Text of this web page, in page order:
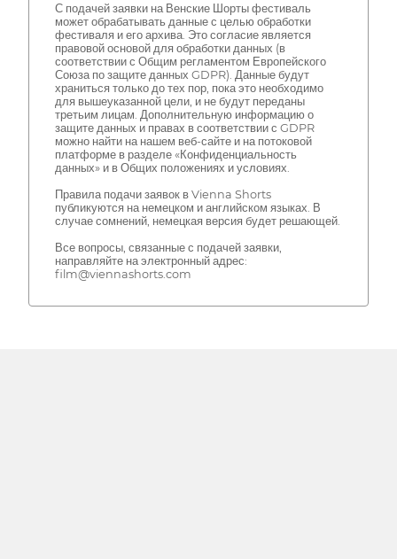
С подачей заявки на Венские Шорты фестиваль
может обрабатывать данные с целью обработки
фестиваля и его архива. Это согласие является
правовой основой для обработки данных (в
соответствии с Общим регламентом Европейского
Союза по защите данных GDPR). Данные будут
храниться только до тех пор, пока это необходимо
для вышеуказанной цели, и не будут переданы
третьим лицам. Дополнительную информацию о
защите данных и правах в соответствии с GDPR
можно найти на нашем веб-сайте и на потоковой
платформе в разделе «Конфиденциальность
данных» и в Общих положениях и условиях.
Правила подачи заявок в Vienna Shorts
публикуются на немецком и английском языках. В
случае сомнений, немецкая версия будет решающей.
Все вопросы, связанные с подачей заявки,
направляйте на электронный адрес:
film@viennashorts.com